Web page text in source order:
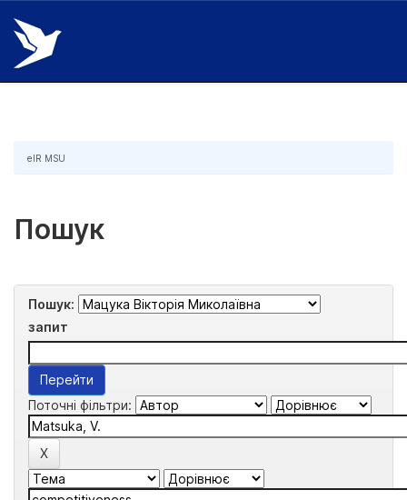
Skip
navigation
eIR MSU
Пошук
Пошук:
запит
Поточні фільтри: